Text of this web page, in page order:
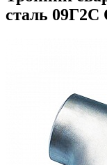
сталь 09Г2С